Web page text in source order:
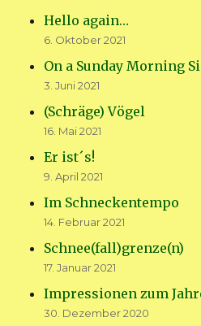
Hello again…
6. Oktober 2021
On a Sunday Morning
3. Juni 2021
(Schräge) Vögel
16. Mai 2021
Er ist´s!
9. April 2021
Im Schneckentempo
14. Februar 2021
Schnee(fall)grenze(n)
17. Januar 2021
Impressionen zum
30. Dezember 2020